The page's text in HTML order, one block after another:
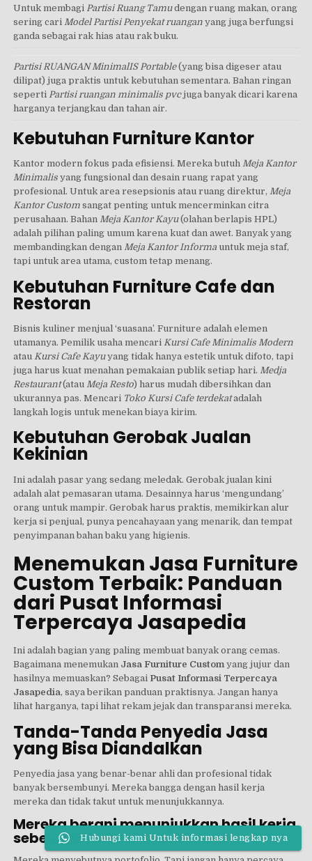
Untuk membagiPartisi Ruang Tamudengan ruang makan, orang
sering cariModel Partisi Penyekat ruangan yang juga berfungsi
ganda sebagai rak hias atau rak buku.
Partisi RUANGAN MinimalIS Portable(yang bisa digeser atau
dilipat) juga praktis untuk kebutuhan sementara. Bahan ringan
seperti Partisi ruangan minimalis pvcjuga banyak dicari karena
harganya terjangkau dan tahan air.
Kebutuhan Furniture Kantor
Kantor modern fokus pada efisiensi. Mereka butuhMeja Kantor
Minimalis yang fungsional dan desain ruang rapat yang
profesional. Untuk area resepsionis atau ruang direktur,Meja
Kantor Custom sangat penting untuk mencerminkan citra
perusahaan. BahanMeja Kantor Kayu(olahan berlapis HPL)
adalah pilihan paling umum karena kuat dan awet. Banyak yang
membandingkan denganMeja Kantor Informa untuk meja staf,
tapi untuk area utama, custom tetap menang.
Kebutuhan Furniture Cafe dan
Restoran
Bisnis kuliner menjual ‘suasana’. Furniture adalah elemen
utamanya. Pemilik usaha mencariKursi Cafe Minimalis Modern
atauKursi Cafe Kayuyang tidak hanya estetik untuk difoto, tapi
juga harus kuat menahan pemakaian publik setiap hari.Medja
Restaurant(atauMeja Resto) harus mudah dibersihkan dan
ukurannya pas. Mencari Toko Kursi Cafe terdekatadalah
langkah logis untuk menekan biaya kirim.
Kebutuhan Gerobak Jualan
Kekinian
Ini adalah pasar yang sedang meledak. Gerobak jualan kini
adalah alat pemasaran utama. Desainnya harus ‘mengundang’
orang untuk mampir. Gerobak harus praktis, memikirkan alur
kerja si penjual, punya pencahayaan yang menarik, dan tempat
penyimpanan bahan baku yang higienis.
Menemukan Jasa Furniture
Custom Terbaik: Panduan
dari Pusat Informasi
Terpercaya Jasapedia
Ini adalah bagian yang paling membuat banyak orang cemas.
Bagaimana menemukan Jasa Furniture Customyang jujur dan
hasilnya memuaskan? Sebagai Pusat Informasi Terpercaya
Jasapedia, saya berikan panduan praktisnya. Jangan hanya
lihat harganya, tapi lihat rekam jejak dan transparansi mereka.
Tanda-Tanda Penyedia Jasa
yang Bisa Diandalkan
Penyedia jasa yang benar-benar ahli dan profesional tidak
banyak bersembunyi. Mereka bangga dengan hasil kerja
mereka dan tidak takut untuk menunjukkannya.
Mereka berani menunjukkan hasil kerja
sebelumnyaHubungi kami Untuk informasi lengkap nya